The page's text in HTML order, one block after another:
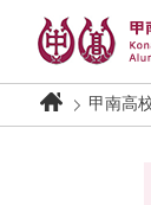
content
甲南高